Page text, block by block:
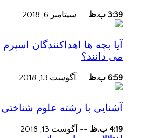
3:39 ب.ظ -- سپتامبر 6, 2018
آیا بچه ها اهداکنندگان
می دانند؟
6:59 ب.ظ -- آگوست 13, 2018
آشنایی با رشته علوم شناختی
4:19 ب.ظ -- آگوست 13, 2018